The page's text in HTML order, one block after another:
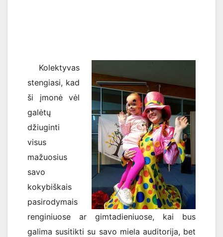
Kolektyvas
stengiasi, kad
ši įmonė vėl
galėtų
džiuginti
visus
mažuosius
savo
kokybiškais
pasirodymais
renginiuose ar gimtadieniuose, kai bus
galima susitikti su savo miela auditorija, bet